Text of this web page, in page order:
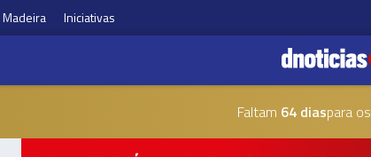
Madeira Iniciativas
Faltam 64 diaspara os